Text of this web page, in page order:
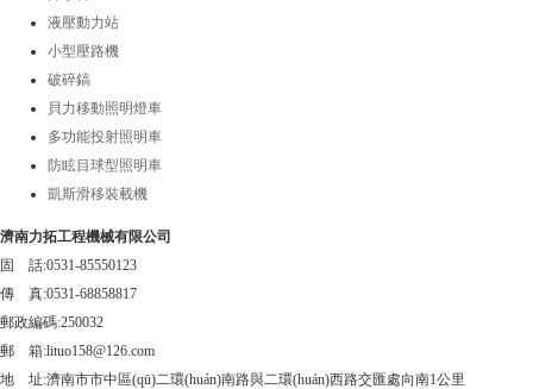
液壓動力站
小型壓路機
破碎鎬
貝力移動照明燈車
多功能投射照明車
防眩目球型照明車
凱斯滑移裝載機
濟南力拓工程機械有限公司
固 話:0531-85550123
傳 真:0531-68858817
郵政編碼:250032
郵 箱:lituo158@126.com
地 址:濟南市市中區(qū)二環(huán)南路與二環(huán)西路交匯處向南1公里